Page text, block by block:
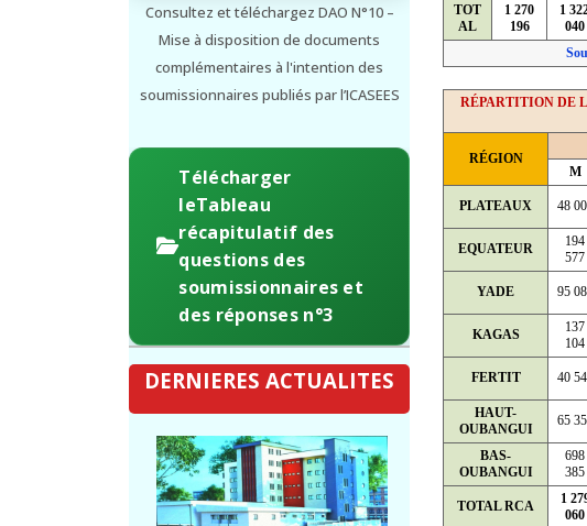
Consultez et téléchargez DAO N°10 –
Mise à disposition de documents
complémentaires à l'intention des
soumissionnaires publiés par l’ICASEES
Télécharger
leTableau
récapitulatif des
questions des
soumissionnaires et
des réponses n°3
DERNIERES ACTUALITES
TOT
AL
1 270
196
1
040
RÉPARTITION DE
RÉGION
M
PLATEAUX 48
EQUATEUR
194
577
YADE 95
KAGAS
137
104
FERTIT 40
HAUT-
OUBANGUI
65
BAS-
OUBANGUI
698
385
TOTAL RCA
1
060